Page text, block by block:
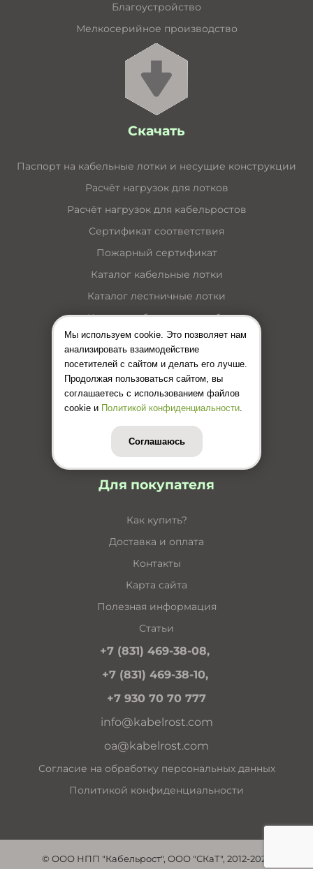
Благоустройство
Мелкосерийное производство
Скачать
Паспорт на кабельные лотки и несущие конструкции
Расчёт нагрузок для лотков
Расчёт нагрузок для кабельростов
Сертификат соответствия
Пожарный сертификат
Каталог кабельные лотки
Каталог лестничные лотки
Каталог кабельные короба
Каталог несущие конструкции
Инструкция по монтажу лотков
Цены (Прайс-лист)
Для покупателя
Как купить?
Доставка и оплата
Контакты
Карта сайта
Полезная информация
Статьи
+7 (831) 469-38-08,
+7 (831) 469-38-10,
+7 930 70 70 777
info@kabelrost.com
oa@kabelrost.com
Согласие на обработку персональных данных
Политикой конфиденциальности
© ООО НПП "Кабельрост", ООО "СКаТ", 2012-2026
Мы используем cookie. Это позволяет нам
анализировать взаимодействие
посетителей с сайтом и делать его лучше.
Продолжая пользоваться сайтом, вы
соглашаетесь с использованием файлов
cookie и Политикой конфиденциальности.
Соглашаюсь